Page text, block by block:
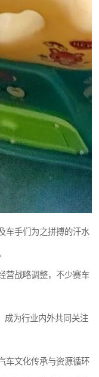
车手们为之拼搏的汗水
营战略调整，不少赛车
成为行业内外共同关注
车文化传承与资源循环